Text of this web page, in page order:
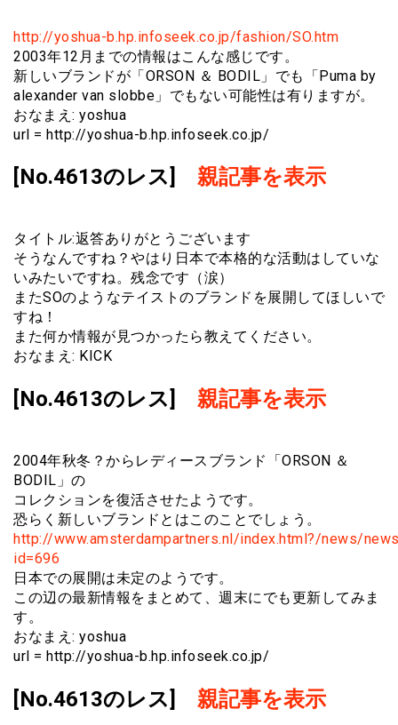
http://yoshua-b.hp.infoseek.co.jp/fashion/SO.htm
2003年12月までの情報はこんな感じです。
新しいブランドが「ORSON ＆ BODIL」でも「Puma by
alexander van slobbe」でもない可能性は有りますが。
おなまえ: yoshua
url = http://yoshua-b.hp.infoseek.co.jp/
[No.4613のレス] 親記事を表示
タイトル:返答ありがとうございます
そうなんですね？やはり日本で本格的な活動はしていな
いみたいですね。残念です（涙）
またSOのようなテイストのブランドを展開してほしいで
すね！
また何か情報が見つかったら教えてください。
おなまえ: KICK
[No.4613のレス] 親記事を表示
2004年秋冬？からレディースブランド「ORSON ＆
BODIL」の
コレクションを復活させたようです。
恐らく新しいブランドとはこのことでしょう。
http://www.amsterdampartners.nl/index.html?/news/
id=696
日本での展開は未定のようです。
この辺の最新情報をまとめて、週末にでも更新してみま
す。
おなまえ: yoshua
url = http://yoshua-b.hp.infoseek.co.jp/
[No.4613のレス] 親記事を表示